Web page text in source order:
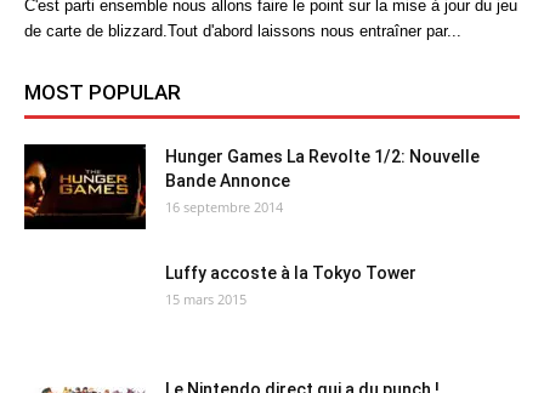
C'est parti ensemble nous allons faire le point sur la mise à jour du jeu
de carte de blizzard.Tout d'abord laissons nous entraîner par...
MOST POPULAR
Hunger Games La Revolte 1/2: Nouvelle
Bande Annonce
16 septembre 2014
Luffy accoste à la Tokyo Tower
15 mars 2015